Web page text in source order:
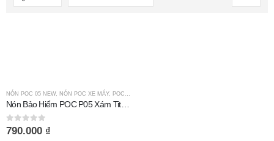
NÓN POC 05 NEW, NÓN POC XE MÁY, POC TAI MÈO
Nón Bảo Hiểm POC P05 Xám Titan Bóng
0out of 5
790.000 ₫